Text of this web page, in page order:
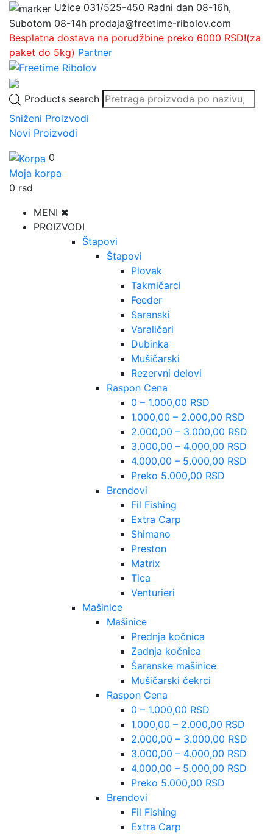
Užice 031/525-450 Radni dan 08-16h,
Subotom 08-14h prodaja@freetime-ribolov.com
Besplatna dostava na porudžbine preko 6000 RSD!(za
paket do 5kg) Partner
Products search
Sniženi Proizvodi
Novi Proizvodi
0
Moja korpa
0 rsd
MENI
PROIZVODI
Štapovi
Štapovi
Plovak
Takmičarci
Feeder
Saranski
Varaličari
Dubinka
Mušičarski
Rezervni delovi
Raspon Cena
0 – 1.000,00 RSD
1.000,00 – 2.000,00 RSD
2.000,00 – 3.000,00 RSD
3.000,00 – 4.000,00 RSD
4.000,00 – 5.000,00 RSD
Preko 5.000,00 RSD
Brendovi
Fil Fishing
Extra Carp
Shimano
Preston
Matrix
Tica
Venturieri
Mašinice
Mašinice
Prednja kočnica
Zadnja kočnica
Šaranske mašinice
Mušičarski čekrci
Raspon Cena
0 – 1.000,00 RSD
1.000,00 – 2.000,00 RSD
2.000,00 – 3.000,00 RSD
3.000,00 – 4.000,00 RSD
4.000,00 – 5.000,00 RSD
Preko 5.000,00 RSD
Brendovi
Fil Fishing
Extra Carp